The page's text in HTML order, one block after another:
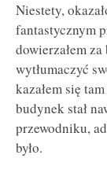
Niestety,
fantastycznym
dowierzałem
wytłumaczyć
kazałem się
budynek stał
przewodniku,
było.